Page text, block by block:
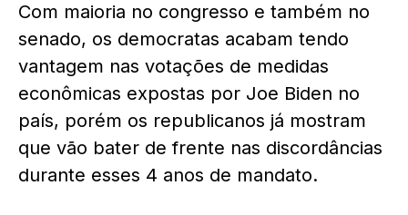
Com maioria no congresso e também no
senado, os democratas acabam tendo
vantagem nas votações de medidas
econômicas expostas por Joe Biden no
país, porém os republicanos já mostram
que vão bater de frente nas discordâncias
durante esses 4 anos de mandato.